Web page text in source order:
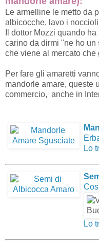
Le armelline le metto da
albicocche, lavo i
Il dottor Mozzi quando
carino da dirmi "ne ho
che viene al mercato che
Per fare gli amaretti
mandorle amare, queste
commercio, anche in
Lo
Lo